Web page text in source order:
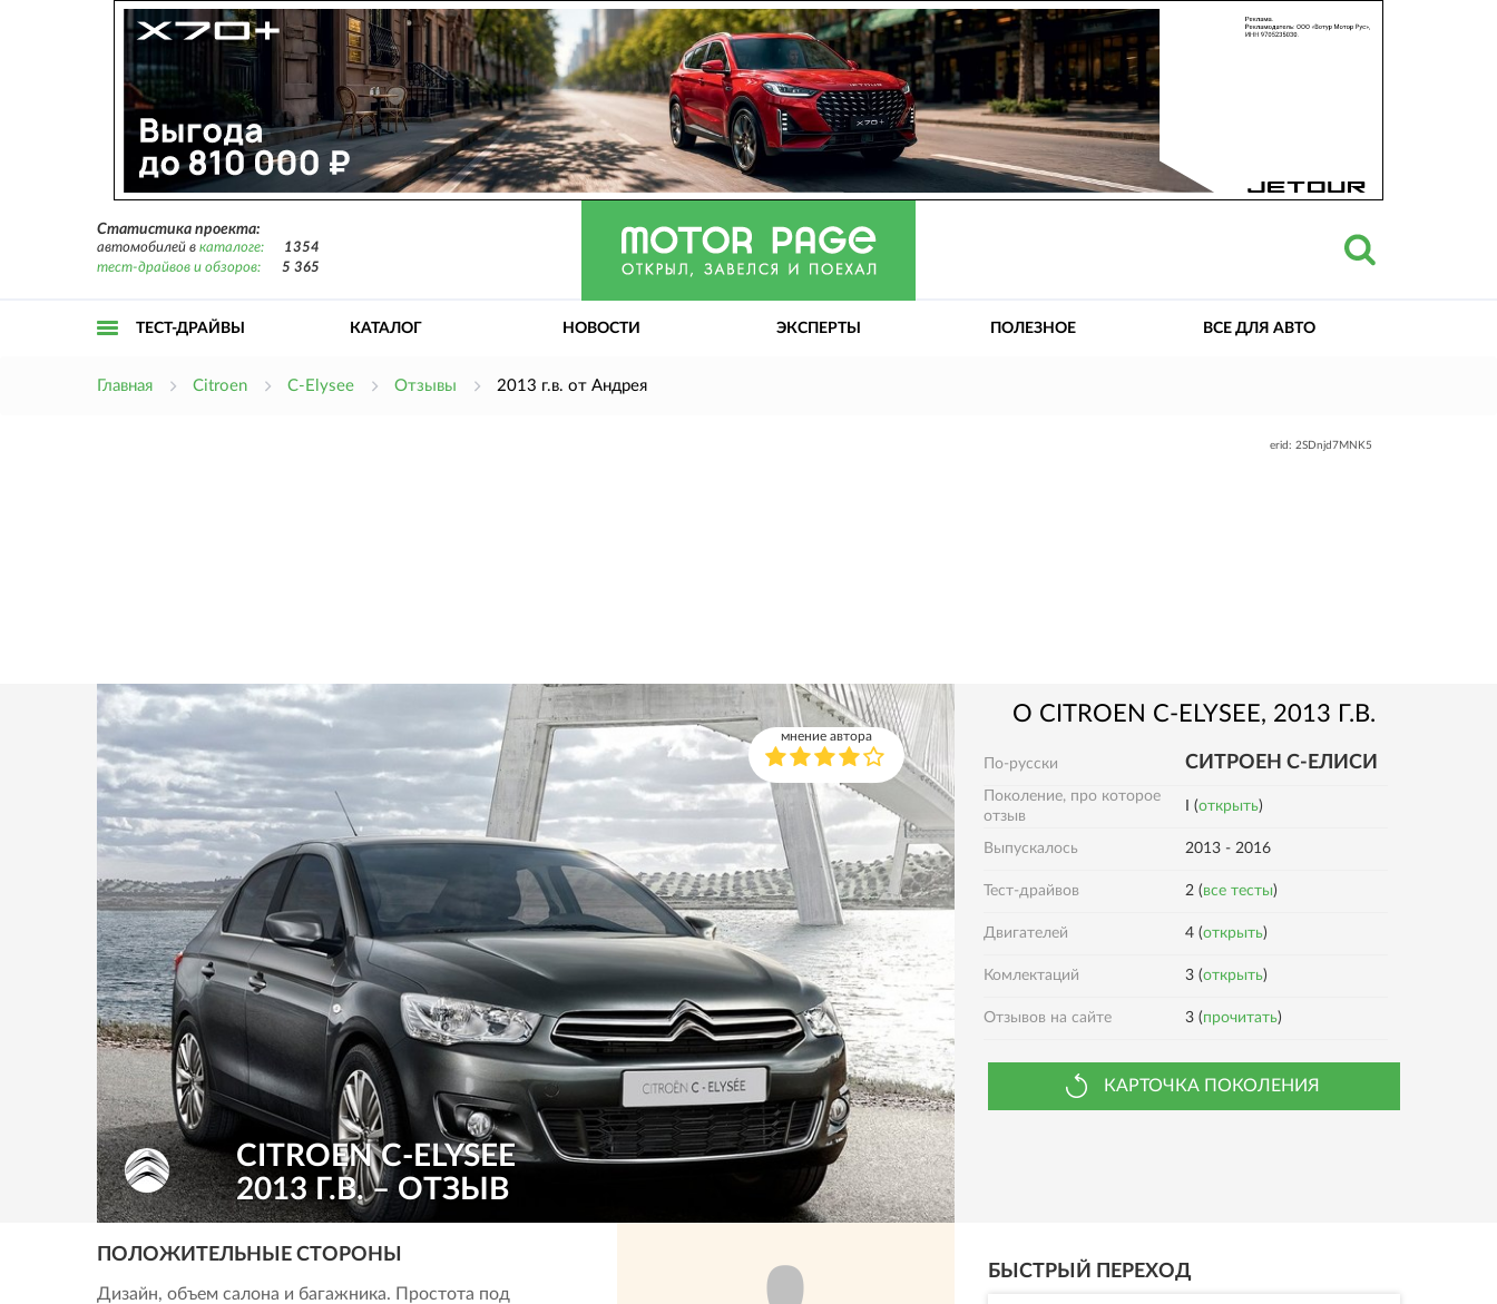
Статистика проекта:
автомобилей в каталоге:
1354
тест-драйвов и обзоров:
5 365
ТЕСТ-ДРАЙВЫ КАТАЛОГ НОВОСТИ ЭКСПЕРТЫ ПОЛЕЗНОЕ ВСЕ ДЛЯ АВТО
Главная Citroen C-Elysee Отзывы 2013 г.в. от Андрея
erid: 2SDnjd7MNK5
CITROEN C-ELYSEE
2013 Г.В. – ОТЗЫВ
мнение автора
О CITROEN C-ELYSEE, 2013 Г.В.
По-русски СИТРОЕН С-ЕЛИСИ
Поколение, про которое
отзыв
I (открыть)
Выпускалось 2013 - 2016
Тест-драйвов 2 (все тесты)
Двигателей 4 (открыть)
Комлектаций 3 (открыть)
Отзывов на сайте 3 (прочитать)
КАРТОЧКА ПОКОЛЕНИЯ
ПОЛОЖИТЕЛЬНЫЕ СТОРОНЫ
Дизайн, объем салона и багажника. Простота под
БЫСТРЫЙ ПЕРЕХОД